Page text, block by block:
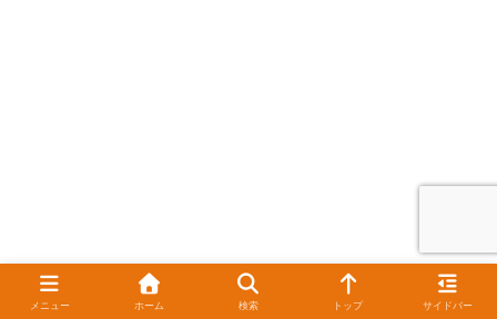
メニュー ホーム 検索 トップ サイドバー